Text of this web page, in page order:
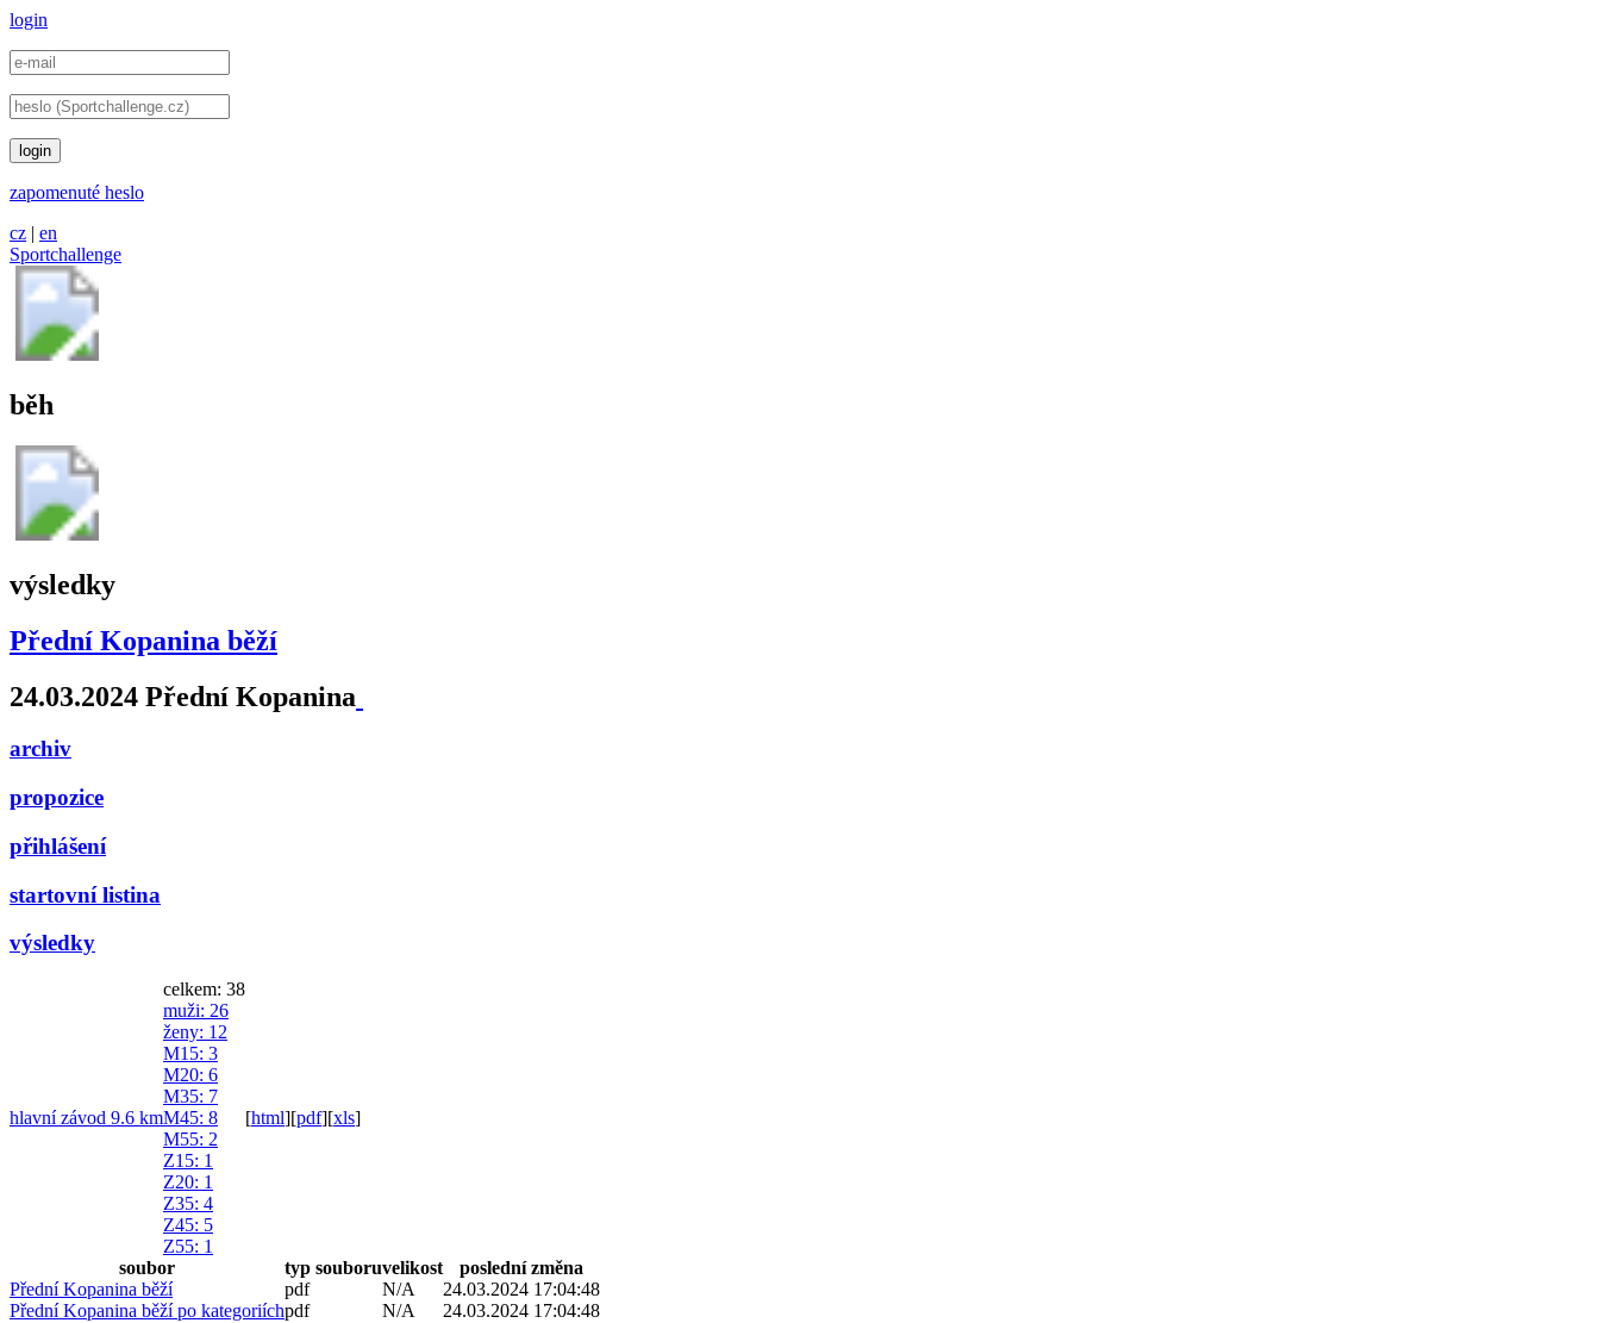
login
login
zapomenuté heslo
cz | en
Sportchallenge
běh
výsledky
Přední Kopanina běží
24.03.2024 Přední Kopanina
archiv
propozice
přihlášení
startovní listina
výsledky
hlavní závod 9.6 km
celkem: 38
muži: 26
ženy: 12
M15: 3
M20: 6
M35: 7
M45: 8
M55: 2
Z15: 1
Z20: 1
Z35: 4
Z45: 5
Z55: 1
[html][pdf][xls]
soubor typ souboruvelikost
poslední změna
Přední Kopanina běží
pdf N/A
24.03.2024 17:04:48
Přední Kopanina běží po kategoriíchpdf N/A 24.03.2024 17:04:48